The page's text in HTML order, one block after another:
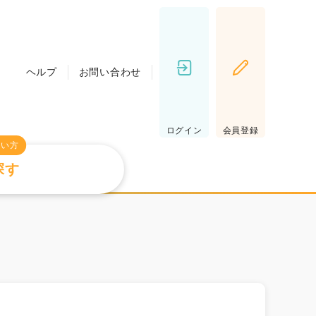
ヘルプ お問い合わせ
ログイン
会員登録
方
す